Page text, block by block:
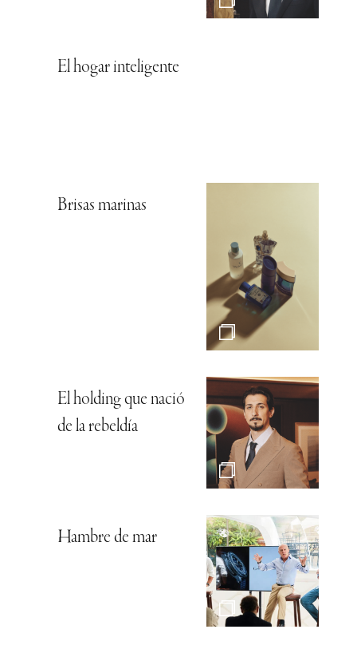
El hogar inteligente
Brisas marinas
El holding que nació
de la rebeldía
Hambre de mar